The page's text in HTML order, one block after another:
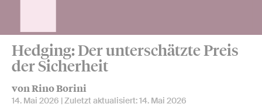
Hedging: Der unterschätzte Preis
der Sicherheit
von Rino Borini
14. Mai 2026 | Zuletzt aktualisiert:14. Mai 2026